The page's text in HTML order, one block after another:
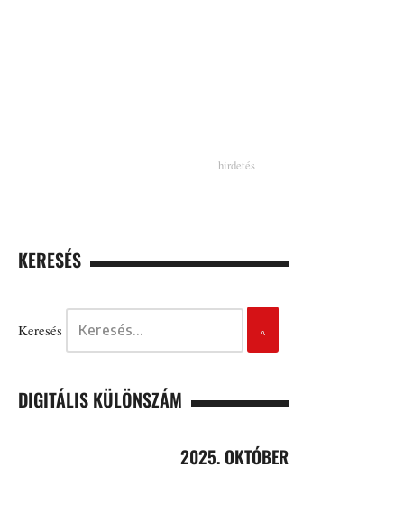
KERESÉS
Keresés
DIGITÁLIS KÜLÖNSZÁM
2025. OKTÓBER